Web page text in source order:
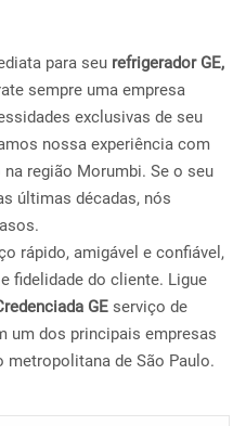
para seu refrigerador GE,
sempre uma empresa
exclusivas de seu
nossa experiência com
região Morumbi. Se o seu
últimas décadas, nós
rápido, amigável e confiável,
fidelidade do cliente. Ligue
GE serviço de
um dos principais empresas
metropolitana de São Paulo.